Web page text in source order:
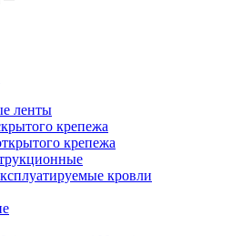
ленты
крепежа
крепежа
кровли